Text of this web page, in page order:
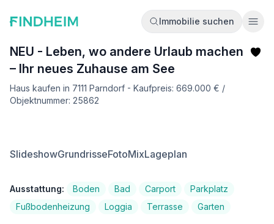
Immobilie suchen
NEU - Leben, wo andere Urlaub machen
– Ihr neues Zuhause am See
Haus kaufen in 7111 Parndorf - Kaufpreis: 669.000 € /
Objektnummer: 25862
SlideshowGrundrisseFotoMixLageplan
Ausstattung: Boden Bad Carport
Parkplatz
Fußbodenheizung
Loggia Terrasse Garten